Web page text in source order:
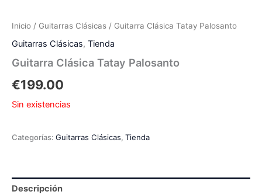
Inicio / Guitarras Clásicas / Guitarra Clásica Tatay Palosanto
Guitarras Clásicas, Tienda
Guitarra Clásica Tatay Palosanto
€199.00
Sin existencias
Categorías: Guitarras Clásicas, Tienda
Descripción